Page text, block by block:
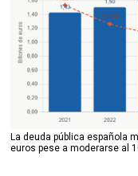
La deuda pública española
euros pese a moderarse al